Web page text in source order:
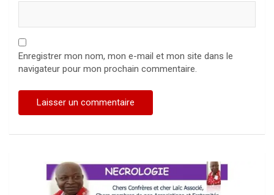
Enregistrer mon nom, mon e-mail et mon site dans le
navigateur pour mon prochain commentaire.